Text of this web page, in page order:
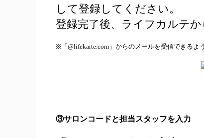
して登録してください。
登録完了後、ライフカルテ
※「@lifekarte.com」からのメールを受信できるよ
③サロンコードと担当スタッフを入力